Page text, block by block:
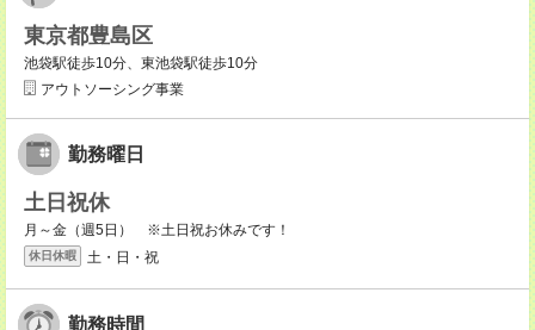
東京都豊島区
池袋駅徒歩10分、東池袋駅徒歩10分
アウトソーシング事業
勤務曜日
土日祝休
月～金（週5日） ※土日祝お休みです！
休日休暇 土・日・祝
勤務時間